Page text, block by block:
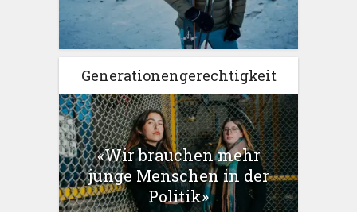
Generationengerechtigkeit
«Wir brauchen mehr
junge Menschen in der
Politik»